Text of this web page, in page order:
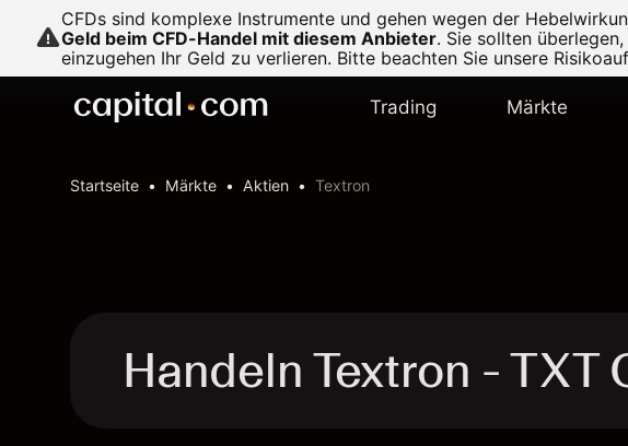
CFDs sind komplexe Instrumente und gehen wegen der
Geld beim CFD-Handel mit diesem Anbieter. Sie sollten
einzugehen Ihr Geld zu verlieren. Bitte beachten Sie unsere
Trading Märkte
Startseite Märkte Aktien Textron
Handeln Textron - TXT